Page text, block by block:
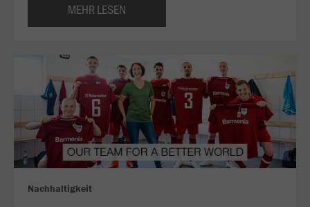
MEHR LESEN
Nachhaltigkeit